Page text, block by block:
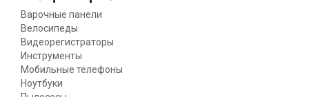
Варочные панели
Велосипеды
Видеорегистраторы
Инструменты
Мобильные телефоны
Ноутбуки